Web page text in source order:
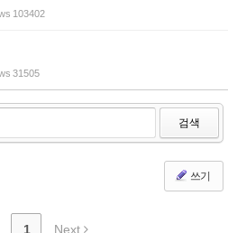
103402
31505
검색
쓰기
1 Next